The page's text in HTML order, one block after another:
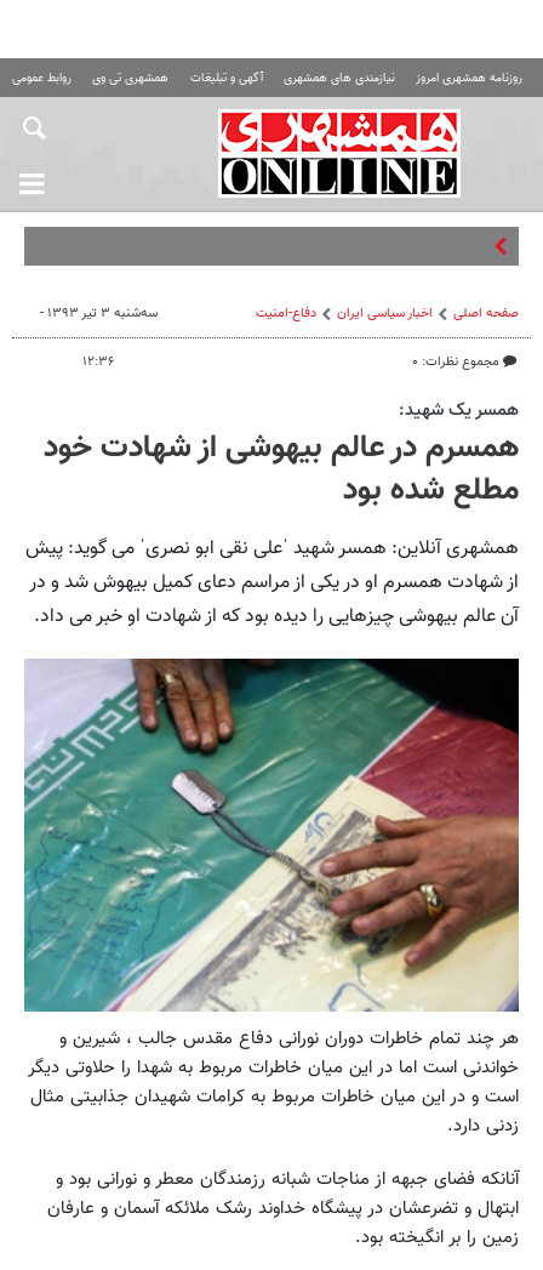
روزنامه همشهری امروز نیازمندی های همشهری آگهی و تبلیغات همشهری تی وی روابط عمومی
صفحه اصلی اخبار سیاسی ایران دفاع-امنیت
مجموع نظرات: ۰
سه‌شنبه ۳ تیر ۱۳۹۳ -
۱۲:۳۶
همسر یک شهید:
همسرم در عالم بیهوشی از شهادت خود
مطلع شده بود
همشهری آنلاین: همسر شهید ˈعلی نقی ابو نصریˈ می گوید: پیش
از شهادت همسرم او در یکی از مراسم دعای کمیل بیهوش شد و در
آن عالم بیهوشی چیزهایی را دیده بود که از شهادت او خبر می داد.
هر چند تمام خاطرات دوران نورانی دفاع مقدس جالب ، شیرین و
خواندنی است اما در این میان خاطرات مربوط به شهدا را حلاوتی دیگر
است و در این میان خاطرات مربوط به کرامات شهیدان جذابیتی مثال
زدنی دارد.
آنانکه فضای جبهه از مناجات شبانه رزمندگان معطر و نورانی بود و
ابتهال و تضرعشان در پیشگاه خداوند رشک ملائکه آسمان و عارفان
زمین را بر انگیخته بود.